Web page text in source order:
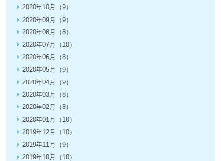
2020年10月（9）
2020年09月（9）
2020年08月（8）
2020年07月（10）
2020年06月（8）
2020年05月（9）
2020年04月（9）
2020年03月（8）
2020年02月（8）
2020年01月（10）
2019年12月（10）
2019年11月（9）
2019年10月（10）